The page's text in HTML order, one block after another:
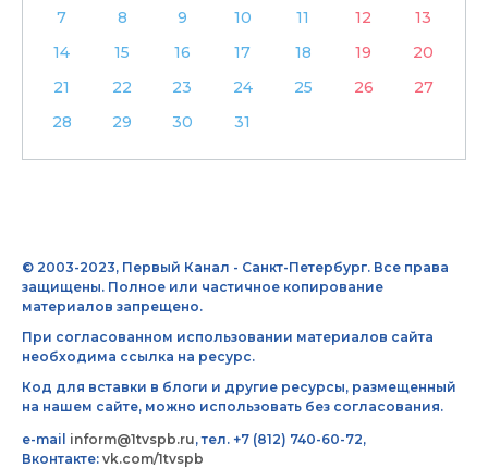
7
8 9 10 11 12
13
14
15 16 17 18 19
20
21
22 23 24 25 26
27
28
29 30 31
© 2003-2023, Первый Канал - Санкт-Петербург. Все права
защищены. Полное или частичное копирование
материалов запрещено.
При согласованном использовании материалов сайта
необходима ссылка на ресурс.
Код для вставки в блоги и другие ресурсы, размещенный
на нашем сайте, можно использовать без согласования.
e-mail inform@1tvspb.ru, тел. +7 (812) 740-60-72,
Вконтакте: vk.com/1tvspb